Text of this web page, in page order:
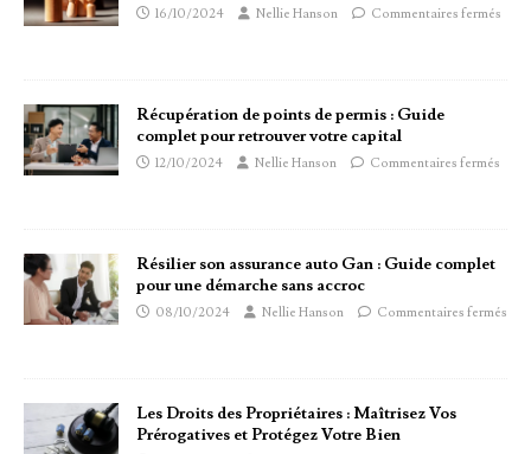
16/10/2024 Nellie Hanson Commentaires fermés
Récupération de points de permis : Guide
complet pour retrouver votre capital
12/10/2024 Nellie Hanson Commentaires fermés
Résilier son assurance auto Gan : Guide complet
pour une démarche sans accroc
08/10/2024 Nellie Hanson Commentaires fermés
Les Droits des Propriétaires : Maîtrisez Vos
Prérogatives et Protégez Votre Bien